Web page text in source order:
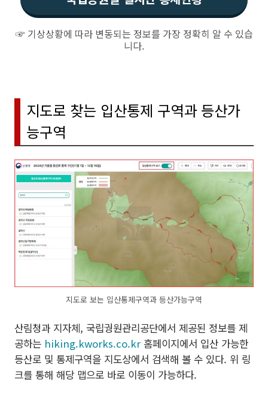
☞ 기상상황에 따라 변동되는 정보를 가장 정확히 알 수 있습
니다.
지도로 찾는 입산통제 구역과 등산가
능구역
지도로 보는 입산통제구역과 등산가능구역
산림청과 지자체, 국립궝원관리공단에서 제공된 정보를 제
공하는 hiking.kworks.co.kr 홈페이지에서 입산 가능한
등산로 및 통제구역을 지도상에서 검색해 볼 수 있다. 위 링
크를 통해 해당 맵으로 바로 이동이 가능하다.